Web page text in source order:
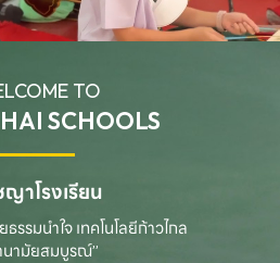
TO
SCHOOLS
ญาโรงเรียน
รรมนำใจ เทคโนโลยีก้าวไกล
ามัยสมบูรณ์”